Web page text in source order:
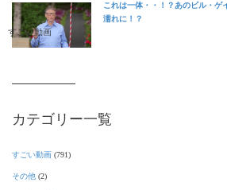
すごい動画
これは一体・・！？あのビル・ゲ
濡れに！？
カテゴリー一覧
すごい動画 (791)
その他 (2)